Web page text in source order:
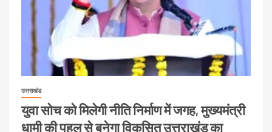
उत्तराखंड
युवा सोच को मिलेगी नीति निर्माण में जगह, मुख्यमंत्री
धामी की पहल से बनेगा विकसित उत्तराखंड का